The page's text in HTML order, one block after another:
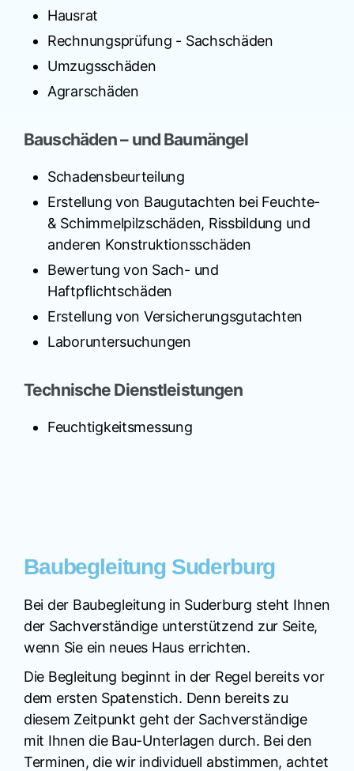
Hausrat
Rechnungsprüfung - Sachschäden
Umzugsschäden
Agrarschäden
Bauschäden – und Baumängel
Schadensbeurteilung
Erstellung von Baugutachten bei Feuchte-
& Schimmelpilzschäden, Rissbildung und
anderen Konstruktionsschäden
Bewertung von Sach- und
Haftpflichtschäden
Erstellung von Versicherungsgutachten
Laboruntersuchungen
Technische Dienstleistungen
Feuchtigkeitsmessung
Baubegleitung Suderburg
Bei der Baubegleitung in Suderburg steht Ihnen
der Sachverständige unterstützend zur Seite,
wenn Sie ein neues Haus errichten.
Die Begleitung beginnt in der Regel bereits vor
dem ersten Spatenstich. Denn bereits zu
diesem Zeitpunkt geht der Sachverständige
mit Ihnen die Bau-Unterlagen durch. Bei den
Terminen, die wir individuell abstimmen, achtet